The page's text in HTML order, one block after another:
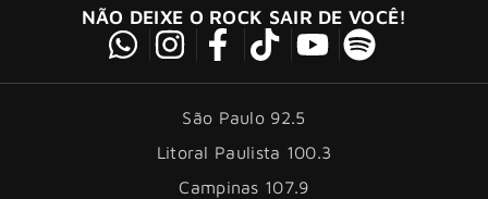
NÃO DEIXE O ROCK SAIR DE VOCÊ!
São Paulo 92.5
Litoral Paulista 100.3
Campinas 107.9